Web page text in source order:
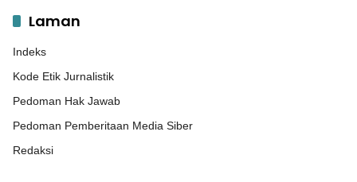
Laman
Indeks
Kode Etik Jurnalistik
Pedoman Hak Jawab
Pedoman Pemberitaan Media Siber
Redaksi